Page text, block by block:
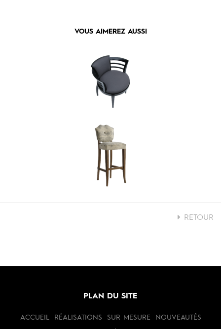
VOUS AIMEREZ AUSSI
RETOUR
PLAN DU SITE
ACCUEIL RÉALISATIONS SUR MESURE NOUVEAUTÉS